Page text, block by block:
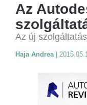
Az
Az új
Haja Andrea